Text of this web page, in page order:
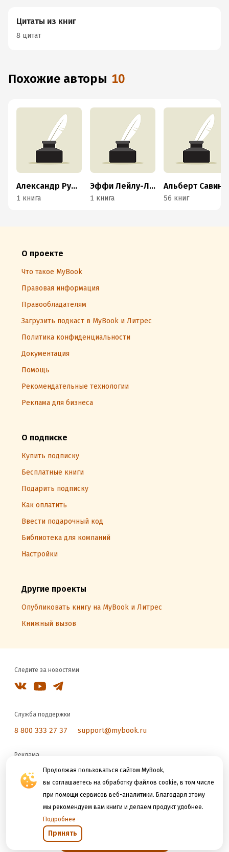
Продолжая пользоваться сайтом MyBook,
вы соглашаетесь на обработку файлов cookie, в том числе
при помощи сервисов веб-аналитики. Благодаря этому
мы рекомендуем вам книги и делаем продукт удобнее.
Подробнее
Принять
Цитаты из книг
8 цитат
Похожие авторы 10
Александр Рубцов
1 книга
Эффи Лейлу-Лайнос
1 книга
Альберт Савин
56 книг
О проекте
Что такое MyBook
Правовая информация
Правообладателям
Загрузить подкаст в MyBook и Литрес
Политика конфиденциальности
Документация
Помощь
Рекомендательные технологии
Реклама для бизнеса
О подписке
Купить подписку
Бесплатные книги
Подарить подписку
Как оплатить
Ввести подарочный код
Библиотека для компаний
Настройки
Другие проекты
Опубликовать книгу на MyBook и Литрес
Книжный вызов
Следите за новостями
Служба поддержки
8 800 333 27 37 support@mybook.ru
Реклама
reklama@litres.ru
Мы принимаем к оплате
Открыть в приложении